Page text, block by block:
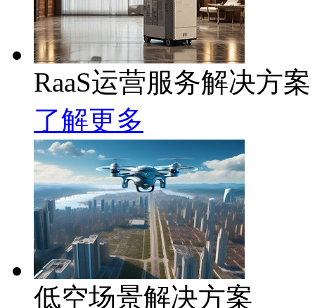
RaaS运营服务解决方案
了解更多
低空场景解决方案